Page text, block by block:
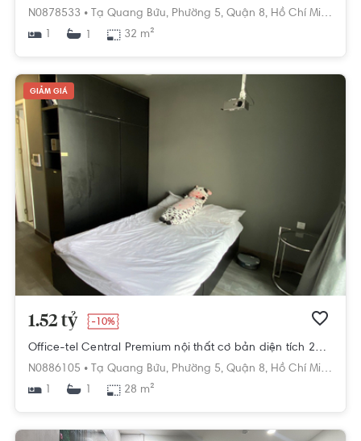
N0878533 • Tạ Quang Bửu, Phường 5, Quận 8, Hồ Chí Minh
1
1 32 m²
GIẢM GIÁ
1.52 tỷ -10%
Office-tel Central Premium nội thất cơ bản diện tích 28m².
N0886105 •
Tạ Quang Bửu, Phường 5, Quận 8, Hồ Chí Minh
1 28 m²